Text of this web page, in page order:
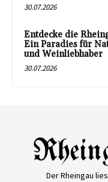
30.07.2026
Entdecke die
Ein Paradies für
und Weinliebhaber
30.07.2026
Der Rheingau